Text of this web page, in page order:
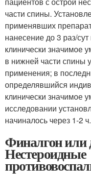
части спины.
применявших
нанесение до 3 раз/
клинически значимое
в нижней части спины
применения; в
определявшийся
клинически значимое
исследовании
начиналось через 1-2 ч.
Финалгон или
Нестероидные